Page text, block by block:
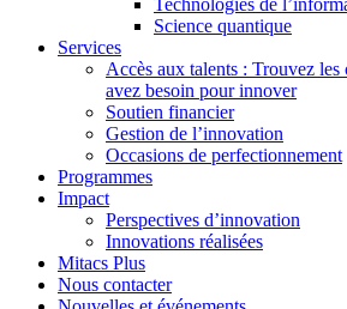
Technologies de
Science quantique
Services
Accès aux talents : Trouvez les
avez besoin pour innover
Soutien financier
Gestion de l’innovation
Occasions de perfectionnement
Programmes
Impact
Perspectives d’innovation
Innovations réalisées
Mitacs Plus
Nous contacter